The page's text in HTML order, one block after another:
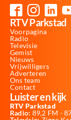
RTV Parkstad
Voorpagina
Radio
Televisie
Gemist
Nieuws
Vrijwilligers
Adverteren
Ons team
Contact
Luister en kijk
RTV Parkstad
Radio: 89,2 FM -